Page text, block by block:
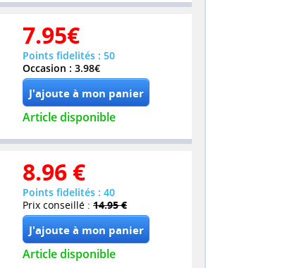
7.95€
Points fidelités : 50
Occasion : 3.98€
Article disponible
8.96 €
Points fidelités : 40
Prix conseillé : 14.95 €
Article disponible